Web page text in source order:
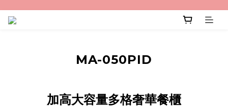
MA-050PID
加高大容量多格奢華餐櫃